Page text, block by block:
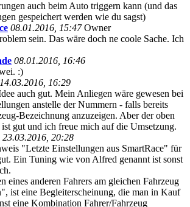
auch beim Auto triggern kann (und das
gespeichert werden wie du sagst)
08.01.2016, 15:47 Owner
sein. Das wäre doch ne coole Sache. Ich
08.01.2016, 16:46
:)
14.03.2016, 16:29
auch gut. Mein Anliegen wäre gewesen bei
anstelle der Nummern - falls bereits
Bezeichnung anzuzeigen. Aber der oben
ist gut und ich freue mich auf die Umsetzung.
23.03.2016, 20:28
"Letzte Einstellungen aus SmartRace" für
Ein Tuning wie von Alfred genannt ist sonst
eines anderen Fahrers am gleichen Fahrzeug
ist eine Begleiterscheinung, die man in Kauf
eine Kombination Fahrer/Fahrzeug